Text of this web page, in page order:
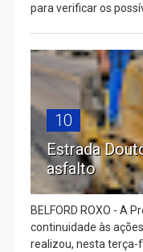
para verificar os
10
Estrada
asfalto
BELFORD ROXO - A
continuidade às
realizou, nesta terça-